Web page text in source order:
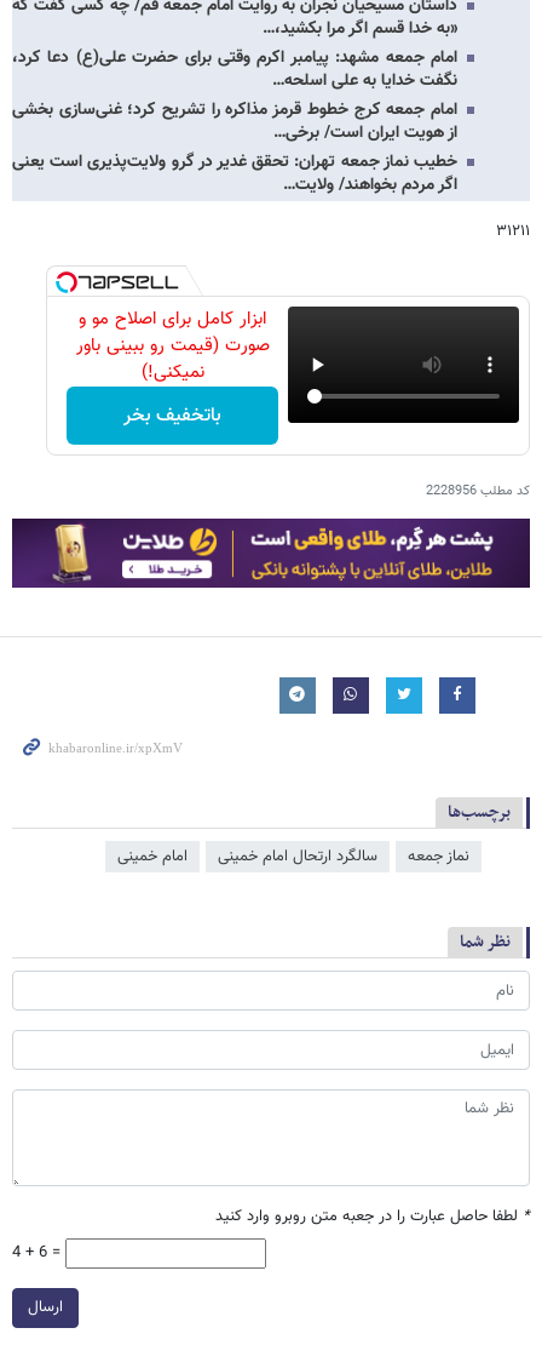
داستان مسیحیان نجران به روایت امام جمعه قم/ چه کسی گفت که
«به خدا قسم اگر مرا بکشید،…
امام جمعه مشهد: پیامبر اکرم وقتی برای حضرت علی(ع) دعا کرد،
نگفت خدایا به علی اسلحه…
امام جمعه کرج خطوط قرمز مذاکره را تشریح کرد؛ غنی‌سازی بخشی
از هویت ایران است/ برخی…
خطیب نماز جمعه تهران: تحقق غدیر در گرو ولایت‌پذیری است یعنی
اگر مردم بخواهند/ ولایت…
۳۱۲۱۱
ابزار کامل برای اصلاح مو و
صورت (قیمت رو ببینی باور
نمیکنی!)
باتخفیف بخر
کد مطلب2228956
برچسب‌ها
نماز جمعه سالگرد ارتحال امام خمینی امام خمینی
نظر شما
* لطفا حاصل عبارت را در جعبه متن روبرو وارد کنید
4 + 6 =
ارسال